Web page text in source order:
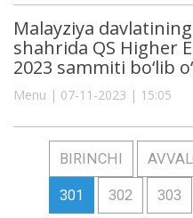
Malayziya
shahrida QS Higher
2023 sammiti bo‘lib
Menu | 07-11-2023 | 15:05
BIRINCHI
301 302 303